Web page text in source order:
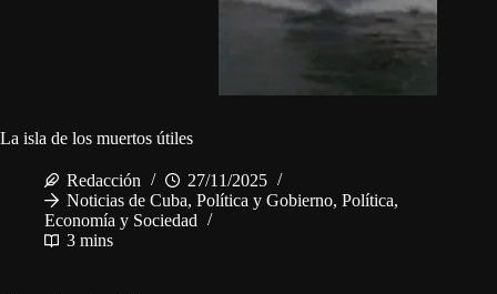
La isla de los muertos útiles
Redacción
27/11/2025
Noticias de Cuba, Política y Gobierno, Política,
Economía y Sociedad
3 mins